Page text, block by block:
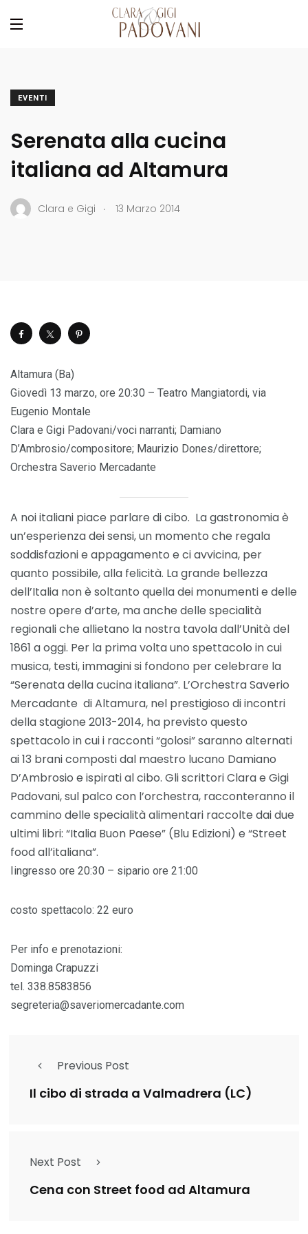
EVENTI
Serenata alla cucina
italiana ad Altamura
Clara e Gigi . 13 Marzo 2014
Altamura (Ba)
Giovedì 13 marzo, ore 20:30 – Teatro Mangiatordi, via
Eugenio Montale
Clara e Gigi Padovani/voci narranti; Damiano
D’Ambrosio/compositore; Maurizio Dones/direttore;
Orchestra Saverio Mercadante
A noi italiani piace parlare di cibo. La gastronomia è
un’esperienza dei sensi, un momento che regala
soddisfazioni e appagamento e ci avvicina, per
quanto possibile, alla felicità. La grande bellezza
dell’Italia non è soltanto quella dei monumenti e delle
nostre opere d’arte, ma anche delle specialità
regionali che allietano la nostra tavola dall’Unità del
1861 a oggi. Per la prima volta uno spettacolo in cui
musica, testi, immagini si fondono per celebrare la
“Serenata della cucina italiana”. L’Orchestra Saverio
Mercadante di Altamura, nel prestigioso di incontri
della stagione 2013-2014, ha previsto questo
spettacolo in cui i racconti “golosi” saranno alternati
ai 13 brani composti dal maestro lucano Damiano
D’Ambrosio e ispirati al cibo. Gli scrittori Clara e Gigi
Padovani, sul palco con l’orchestra, racconteranno il
cammino delle specialità alimentari raccolte dai due
ultimi libri: “Italia Buon Paese” (Blu Edizioni) e “Street
food all’italiana”.
Iingresso ore 20:30 – sipario ore 21:00
costo spettacolo: 22 euro
Per info e prenotazioni:
Dominga Crapuzzi
tel. 338.8583856
segreteria@saveriomercadante.com
Previous Post
Il cibo di strada a Valmadrera (LC)
Next Post
Cena con Street food ad Altamura